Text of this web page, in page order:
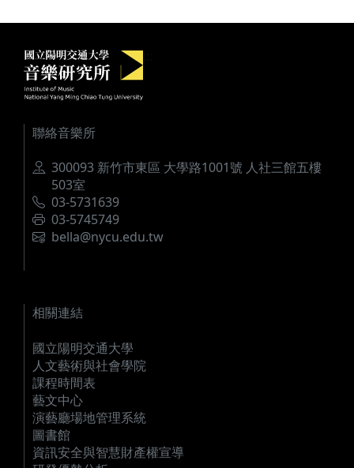
國立陽明交通大學音樂研究所
聯絡音樂所
地址
300093 新竹市東區 大學路1001號 人社三館五樓
503室
電話
03-5731639
傳真
03-5745749
電郵
bella@nycu.edu.tw
相關連結
國立陽明交通大學
人文藝術與社會學院
課程時間表
藝文中心
演藝廳場地管理系統
圖書館
資訊安全與智慧財產權宣導